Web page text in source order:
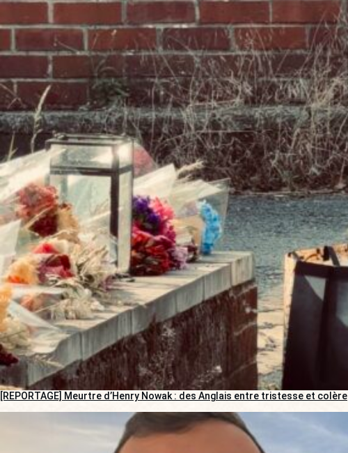
[REPORTAGE] Meurtre d’Henry Nowak : des Anglais entre tristesse et colère